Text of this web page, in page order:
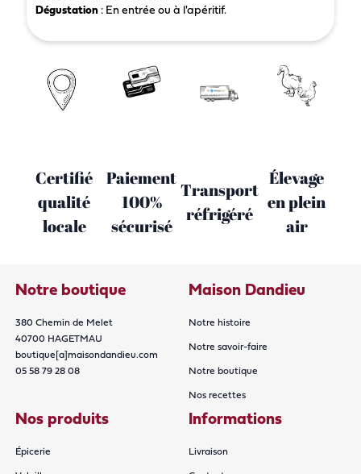
Dégustation : En entrée ou à l'apéritif.
Certifié
qualité
locale
Paiement
100%
sécurisé
Transport
réfrigéré
Élevage
en plein
air
Notre boutique
380 Chemin de Melet
40700 HAGETMAU
boutique[a]maisondandieu.com
05 58 79 28 08
Maison Dandieu
Notre histoire
Notre savoir-faire
Notre boutique
Nos recettes
Nos produits
Épicerie
Informations
Livraison